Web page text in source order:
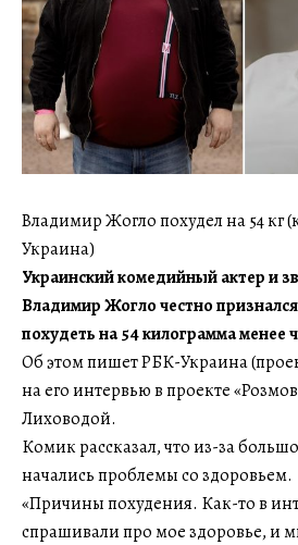
Владимир Жогло похудел на 54 кг
Украина)
Украинский комедийный актер и
Владимир Жогло честно
похудеть на 54 килограмма менее
Об этом пишет РБК-Украина
на его интервью в проекте
Лиховодой.
Комик рассказал, что из-за
начались проблемы со здоровьем.
«Причины похудения. Как-то в
спрашивали про мое здоровье, и